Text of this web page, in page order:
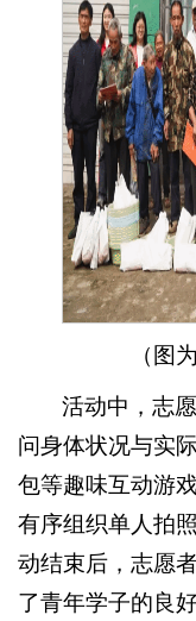
（图
活动中，志
问身体状况与实
包等趣味互动游
有序组织单人拍
动结束后，志愿
了青年学子的良